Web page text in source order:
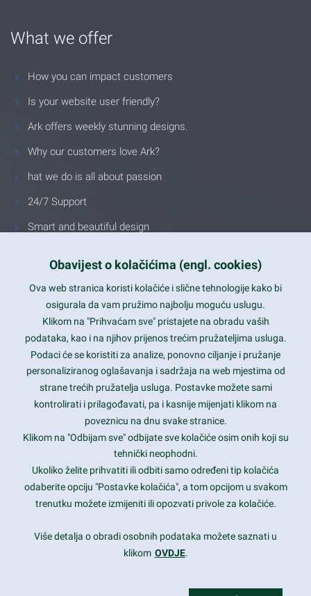
What we offer
How you can impact customers
Is your website user friendly?
Ark offers weekly stunning designs.
Why our customers love Ark?
hat we do is all about passion
24/7 Support
Smart and beautiful design
Latest trends and much more...
Contact Info
1600 Amphitheatre Parkway, Mountain View, CA 94043
prothemes.net@gmail.com
Daily: 9:00 am - 6:00 pm
Sunday: Closed
Copyright 2017FRESHFACE© All Rights Reserved
Obavijest o kolačićima (engl. cookies)
Ova web stranica koristi kolačiće i slične tehnologije kako bi
osigurala da vam pružimo najbolju moguću uslugu.
Klikom na "Prihvaćam sve" pristajete na obradu vaših
podataka, kao i na njihov prijenos trećim pružateljima usluga.
Podaci će se koristiti za analize, ponovno ciljanje i pružanje
personaliziranog oglašavanja i sadržaja na web mjestima od
strane trećih pružatelja usluga. Postavke možete sami
kontrolirati i prilagođavati, pa i kasnije mijenjati klikom na
poveznicu na dnu svake stranice.
Klikom na "Odbijam sve" odbijate sve kolačiće osim onih koji su
tehnički neophodni.
Ukoliko želite prihvatiti ili odbiti samo određeni tip kolačića
odaberite opciju "Postavke kolačića", a tom opcijom u svakom
trenutku možete izmijeniti ili opozvati privole za kolačiće.
Više detalja o obradi osobnih podataka možete saznati u
klikom OVDJE.